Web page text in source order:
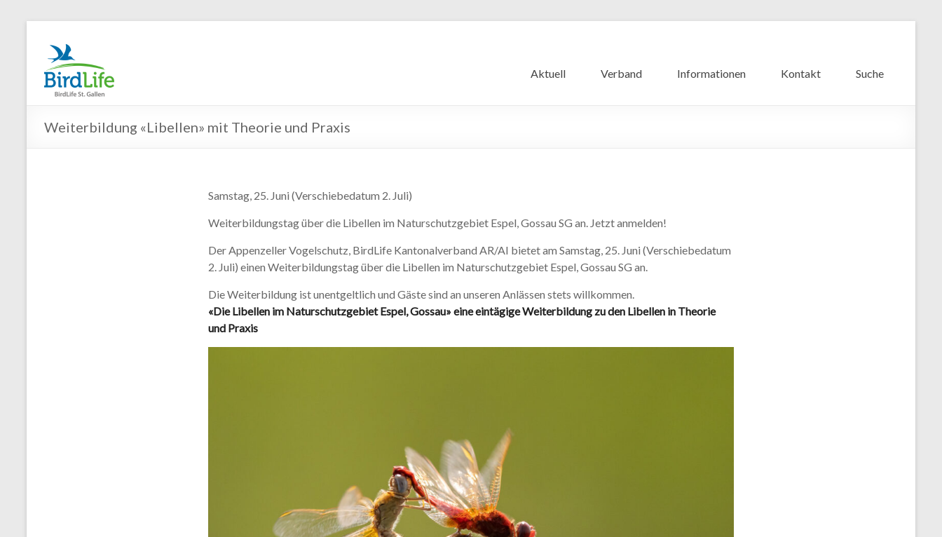
Aktuell Verband Informationen Kontakt Suche
Weiterbildung «Libellen» mit Theorie und Praxis
Samstag, 25. Juni (Verschiebedatum 2. Juli)
Weiterbildungstag über die Libellen im Naturschutzgebiet Espel, Gossau SG an. Jetzt anmelden!
Der Appenzeller Vogelschutz, BirdLife Kantonalverband AR/AI bietet am Samstag, 25. Juni (Verschiebedatum
2. Juli) einen Weiterbildungstag über die Libellen im Naturschutzgebiet Espel, Gossau SG an.
Die Weiterbildung ist unentgeltlich und Gäste sind an unseren Anlässen stets willkommen.
«Die Libellen im Naturschutzgebiet Espel, Gossau» eine eintägige Weiterbildung zu den Libellen in Theorie
und Praxis